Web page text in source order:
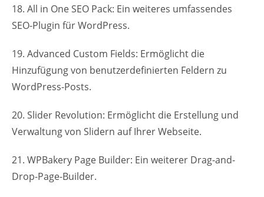
18. All in One SEO Pack: Ein weiteres umfassendes
SEO-Plugin für WordPress.
19. Advanced Custom Fields: Ermöglicht die
Hinzufügung von benutzerdefinierten Feldern zu
WordPress-Posts.
20. Slider Revolution: Ermöglicht die Erstellung und
Verwaltung von Slidern auf Ihrer Webseite.
21. WPBakery Page Builder: Ein weiterer Drag-and-
Drop-Page-Builder.